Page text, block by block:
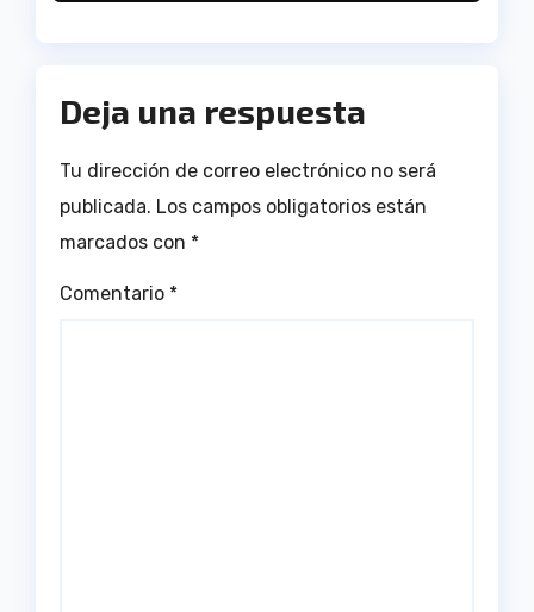
Deja una respuesta
Tu dirección de correo electrónico no será
publicada. Los campos obligatorios están
marcados con *
Comentario *